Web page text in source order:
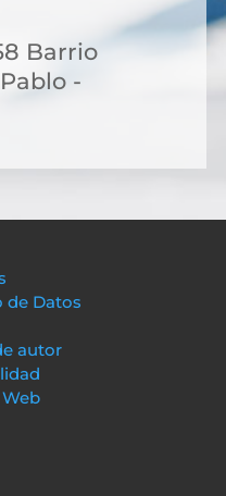
Barrio
-
de Datos
autor